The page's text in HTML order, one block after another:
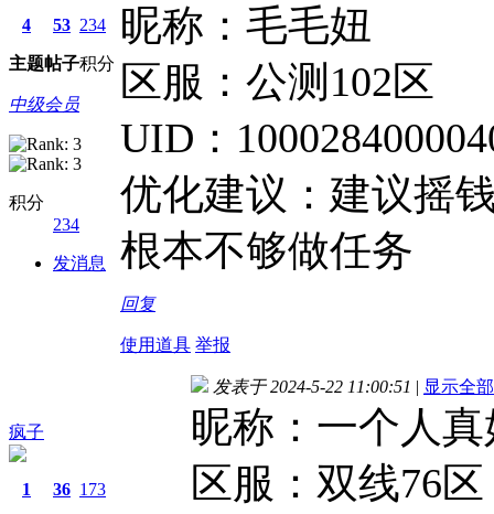
4
主题
53
帖子
234
积分
中级会员
积分
234
发消息
昵称：毛毛妞
区服：公测102区
UID：
优化建议：建议摇
根本不够做任务
回复
使用道具 举报
疯子
1 36 173
发表于 2024-5-22 11:00:51 | 显示全
昵称：一个人真
区服：双线76区